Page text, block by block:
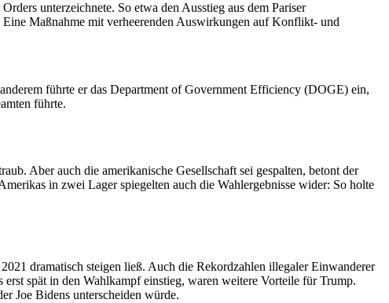
unterzeichnete. So etwa den Ausstieg aus dem Pariser
Maßnahme mit verheerenden Auswirkungen auf Konflikt- und
führte er das Department of Government Efficiency (DOGE) ein,
führte.
Aber auch die amerikanische Gesellschaft sei gespalten, betont der
in zwei Lager spiegelten auch die Wahlergebnisse wider: So holte
dramatisch steigen ließ. Auch die Rekordzahlen illegaler Einwanderer
spät in den Wahlkampf einstieg, waren weitere Vorteile für Trump.
Joe Bidens unterscheiden würde.